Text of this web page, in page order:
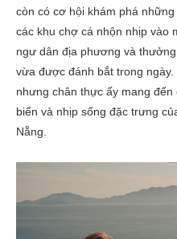
còn có cơ hội khám phá
các khu chợ cá nhộn nhịp vào
ngư dân địa phương và
vừa được đánh bắt trong
nhưng chân thực ấy mang
biển và nhịp sống đặc trưng
Nẵng.